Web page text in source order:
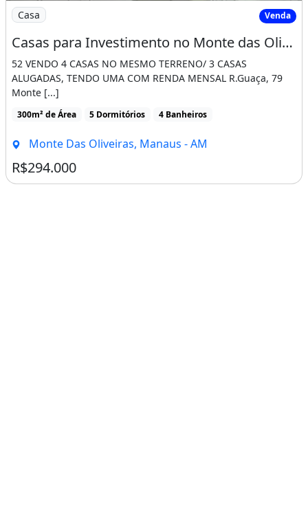
Imagem: Casas para Investimento no Monte das Oliveiras
Casa Venda
Casas para Investimento no Monte das Oliveiras
52 VENDO 4 CASAS NO MESMO TERRENO/ 3 CASAS
ALUGADAS, TENDO UMA COM RENDA MENSAL R.Guaça, 79
Monte [...]
300m² de Área 5 Dormitórios 4 Banheiros
Monte Das Oliveiras, Manaus - AM
R$294.000